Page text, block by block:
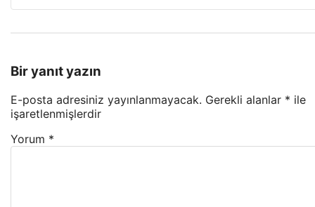
Bir yanıt yazın
E-posta adresiniz yayınlanmayacak. Gerekli alanlar * ile
işaretlenmişlerdir
Yorum *